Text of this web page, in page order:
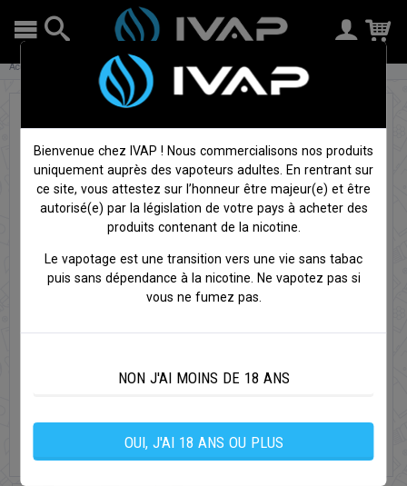
Accueil Cigarettes électroniques Batteries Box Drag 5 - Voopoo
Bienvenue chez IVAP ! Nous commercialisons nos produits
uniquement auprès des vapoteurs adultes. En rentrant sur
ce site, vous attestez sur l’honneur être majeur(e) et être
autorisé(e) par la législation de votre pays à acheter des
produits contenant de la nicotine.
Le vapotage est une transition vers une vie sans tabac
puis sans dépendance à la nicotine. Ne vapotez pas si
vous ne fumez pas.
NON J'AI MOINS DE 18 ANS
OUI, J'AI 18 ANS OU PLUS